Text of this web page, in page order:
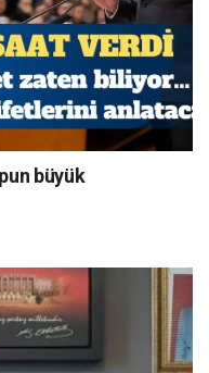
büyük